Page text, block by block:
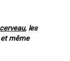
cerveau, les
même